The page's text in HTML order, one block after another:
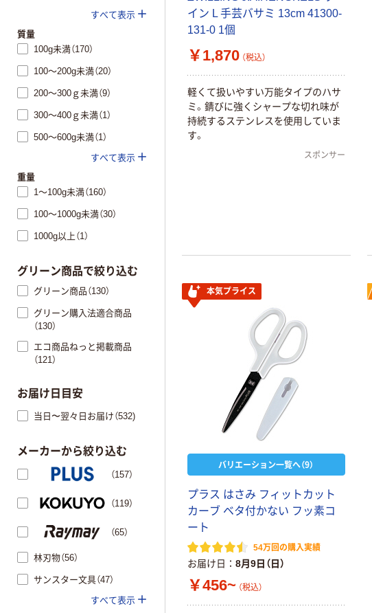
イン L 手芸バサミ 13cm 41300-
131-0 1個
￥1,870 （税込）
軽くて扱いやすい万能タイプのハサ
ミ。錆びに強くシャープな切れ味が
持続するステンレスを使用していま
す。
スポンサー
本気プライス
バリエーション一覧へ（9）
プラス はさみ フィットカット
カーブ ベタ付かない フッ素コ
ート
54万回の購入実績
お届け日 8月9日（日）
￥456~ （税込）
すべて表示
質量
100g未満（170）
100～200g未満（20）
200～300ｇ未満（9）
300～400ｇ未満（1）
500～600g未満（1）
すべて表示
重量
1～100g未満（160）
100～1000g未満（30）
1000g以上（1）
グリーン商品で絞り込む
グリーン商品（130）
グリーン購入法適合商品
（130）
エコ商品ねっと掲載商品
（121）
お届け日目安
当日〜翌々日お届け（532)
メーカーから絞り込む
（157）
（119）
（65）
林刃物（56）
サンスター文具（47）
すべて表示